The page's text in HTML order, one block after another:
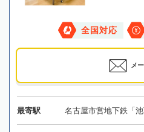
全国対応
メ
最寄駅 名古屋市営地下鉄「